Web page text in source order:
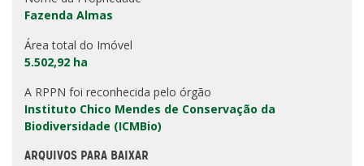
Fazenda Almas
Área total do Imóvel
5.502,92 ha
A RPPN foi reconhecida pelo órgão
Instituto Chico Mendes de Conservação da
Biodiversidade (ICMBio)
ARQUIVOS PARA BAIXAR